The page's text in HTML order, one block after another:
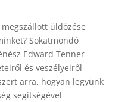
üldözése
Sokatmondó
Edward Tenner
és veszélyeiről
arra, hogyan legyünk
segítségével